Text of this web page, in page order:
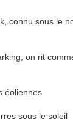
connu sous le
on rit
éoliennes
sous le soleil